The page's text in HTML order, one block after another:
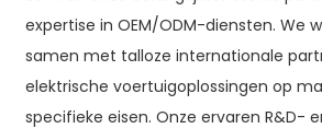
expertise in OEM/ODM-diensten. We
samen met talloze internationale
elektrische voertuigoplossingen op
specifieke eisen. Onze ervaren R&D-